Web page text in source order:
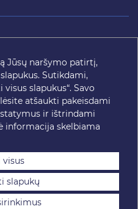
teisės saugomos.
Jūsų naršymo patirtį,
Sutikdami,
slapukus“. Savo
atšaukti pakeisdami
ir ištrindami
informacija skelbiama
visus
slapukų